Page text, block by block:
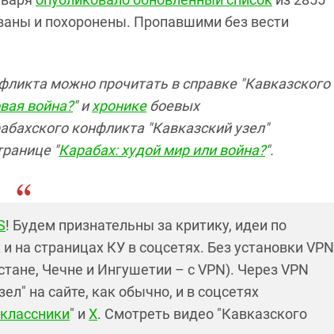
и похоронены. Пропавшими без вести
можно прочитать в справке "Кавказского
война?" ихроникебоевых
конфликта "Кавказский узел"
"Карабах: худой мир или война?".
! Будем признательны за критику, идеи по
на страницах КУ в соцсетях. Без установки VPN
Чечне и Ингушетии – с VPN). Через VPN
на сайте, как обычно, и в соцсетях
" и X. Смотреть видео "Кавказского